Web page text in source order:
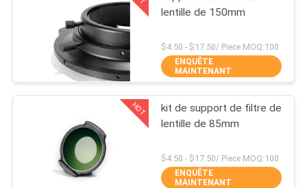
SUJET
NOUS
D'USINE
Filtres carrés de
caméra
13
lentille de 150mm
$4.50 - $17.50/ Piece MOQ:100
ENQUÊTE
MAINTENANT
HOT
kit de support de filtre de
lentille de 85mm
$4.50 - $17.50/ Piece MOQ:100
ENQUÊTE
MAINTENANT